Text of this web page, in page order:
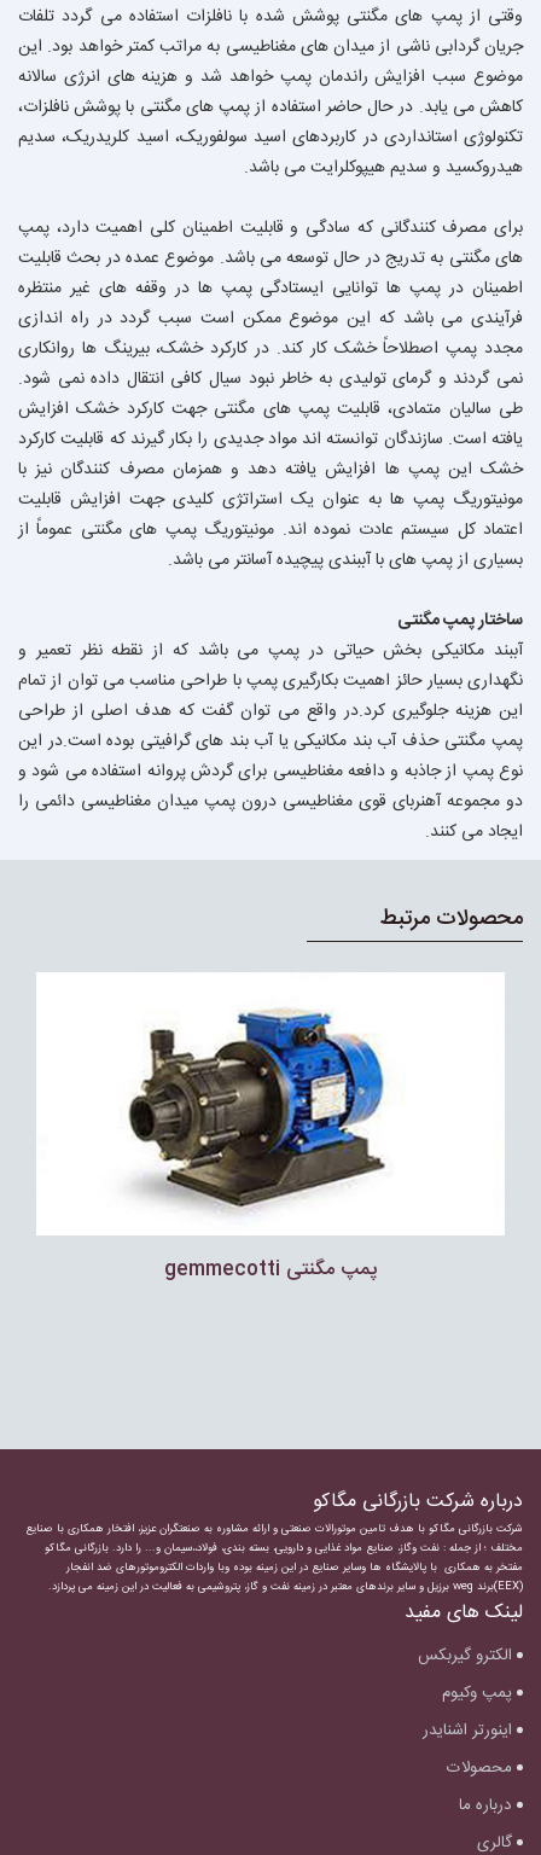
وقتی از پمپ های مگنتی پوشش شده با نافلزات استفاده می گردد تلفات
جریان گردابی ناشی از میدان های مغناطیسی به مراتب کمتر خواهد بود. این
موضوع سبب افزایش راندمان پمپ خواهد شد و هزینه های انرژی سالانه
کاهش می یابد. در حال حاضر استفاده از پمپ های مگنتی با پوشش نافلزات،
تکنولوژی استانداردی در کاربردهای اسید سولفوریک، اسید کلریدریک، سدیم
هیدروکسید و سدیم هیپوکلرایت می باشد.
برای مصرف کنندگانی که سادگی و قابلیت اطمینان کلی اهمیت دارد، پمپ
های مگنتی به تدریج در حال توسعه می باشد. موضوع عمده در بحث قابلیت
اطمینان در پمپ ها توانایی ایستادگی پمپ ها در وقفه های غیر منتظره
فرآیندی می باشد که این موضوع ممکن است سبب گردد در راه اندازی
مجدد پمپ اصطلاحاً خشک کار کند. در کارکرد خشک، بیرینگ ها روانکاری
نمی گردند و گرمای تولیدی به خاطر نبود سیال کافی انتقال داده نمی شود.
طی سالیان متمادی، قابلیت پمپ های مگنتی جهت کارکرد خشک افزایش
یافته است. سازندگان توانسته اند مواد جدیدی را بکار گیرند که قابلیت کارکرد
خشک این پمپ ها افزایش یافته دهد و همزمان مصرف کنندگان نیز با
مونیتوریگ پمپ ها به عنوان یک استراتژی کلیدی جهت افزایش قابلیت
اعتماد کل سیستم عادت نموده اند. مونیتوریگ پمپ های مگنتی عموماً از
بسیاری از پمپ های با آببندی پیچیده آسانتر می باشد.
ساختار پمپ مگنتی
آببند مکانیکی بخش حیاتی در پمپ می باشد که از نقطه نظر تعمیر و
نگهداری بسیار حائز اهمیت بکارگیری پمپ با طراحی مناسب می توان از تمام
این هزینه جلوگیری کرد.در واقع می توان گفت که هدف اصلی از طراحی
پمپ مگنتی حذف آب بند مکانیکی یا آب بند های گرافیتی بوده است.در این
نوع پمپ از جاذبه و دافعه مغناطیسی برای گردش پروانه استفاده می شود و
دو مجموعه آهنربای قوی مغناطیسی درون پمپ میدان مغناطیسی دائمی را
ایجاد می کنند.
محصولات مرتبط
پمپ مگنتى gemmecotti
درباره شرکت بازرگانی مگاکو
شرکت بازرگانی مگاکو با هدف تامین موتورالات صنعتی و ارائه مشاوره به صنعتگران عزیز، افتخار همکاری با صنایع
مختلف ؛ از جمله : نفت وگاز، صنایع مواد غذایی و دارویی، بسته بندی، فولاد،،سیمان و... را دارد. بازرگانی مگاکو
مفتخر به همکاری با پالایشگاه ها وسایر صنایع در این زمینه بوده وبا واردات الکتروموتورهای ضد انفجار
(EEX)برند weg برزیل و سایر برندهای معتبر در زمینه نفت و گاز، پتروشیمی به فعالیت در این زمینه می پردازد.
لینک های مفید
الکترو گیربکس
پمپ وکیوم
اینورتر اشنایدر
محصولات
درباره ما
گالری